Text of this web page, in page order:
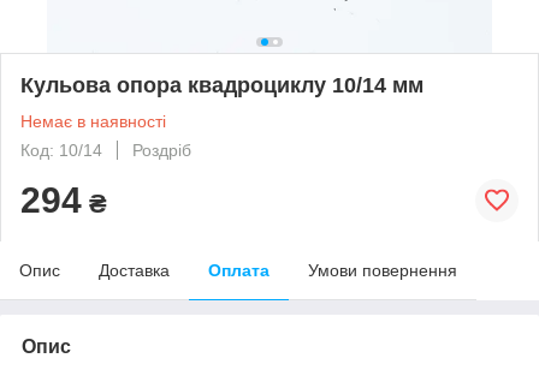
Кульова опора квадроциклу 10/14 мм
Немає в наявності
Код: 10/14
Роздріб
294 ₴
Опис Доставка Оплата Умови повернення
Опис